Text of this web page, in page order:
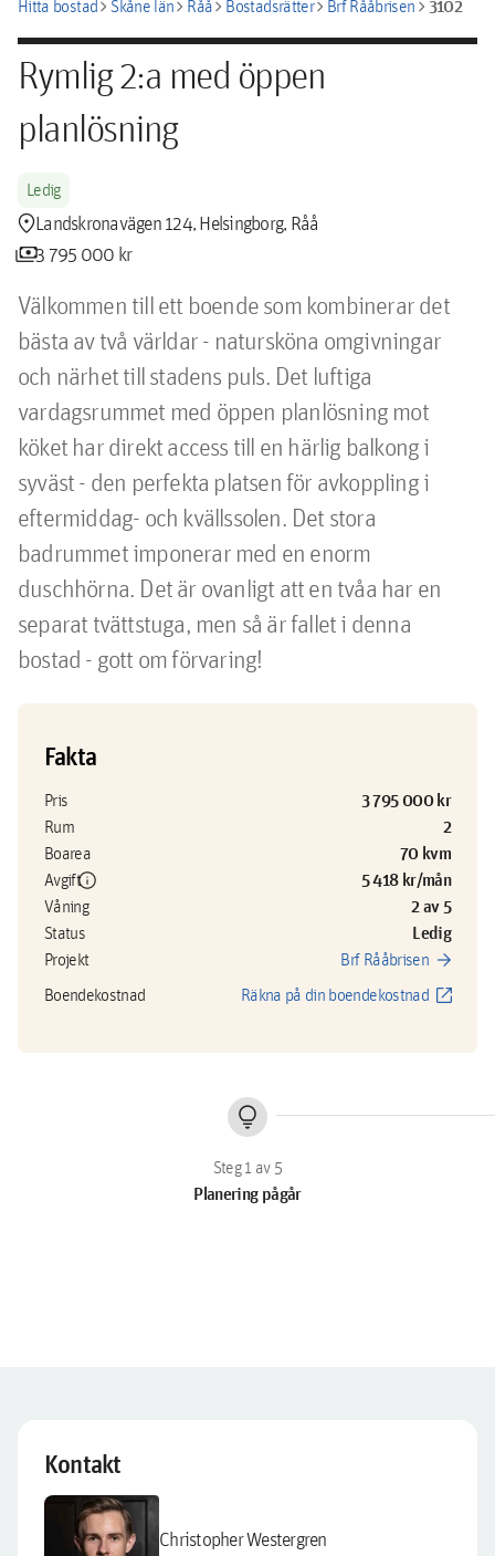
Hitta bostadchevron_rightSkåne länchevron_rightRååchevron_rightBostadsrätterchevron_rightBrf Rååbrisenchevron_right3102
Rymlig 2:a med öppen
planlösning
Ledig
location_pinLandskronavägen 124, Helsingborg, Råå
payments3 795 000 kr
Välkommen till ett boende som kombinerar det
bästa av två världar - natursköna omgivningar
och närhet till stadens puls. Det luftiga
vardagsrummet med öppen planlösning mot
köket har direkt access till en härlig balkong i
syväst - den perfekta platsen för avkoppling i
eftermiddag- och kvällssolen. Det stora
badrummet imponerar med en enorm
duschhörna. Det är ovanligt att en tvåa har en
separat tvättstuga, men så är fallet i denna
bostad - gott om förvaring!
Fakta
Pris 3 795 000 kr
Rum 2
Boarea 70 kvm
Avgiftinfo 5 418 kr/mån
Våning 2 av 5
Status Ledig
Projekt Brf Rååbrisen arrow_forward
Boendekostnad Räkna på din boendekostnad open_in_new
lightbulb
Planering pågår
Kontakt
Christopher Westergren